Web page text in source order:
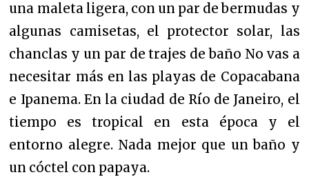
una maleta ligera, con un par de bermudas y
algunas camisetas, el protector solar, las
chanclas y un par de trajes de baño No vas a
necesitar más en las playas de Copacabana
e Ipanema. En la ciudad de Río de Janeiro, el
tiempo es tropical en esta época y el
entorno alegre. Nada mejor que un baño y
un cóctel con papaya.